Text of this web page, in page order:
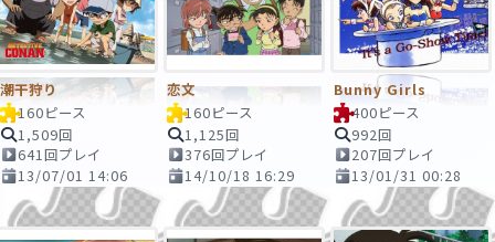
潮干狩り
160ピース
1,509回
641回プレイ
13/07/01 14:06
恋文
160ピース
1,125回
376回プレイ
14/10/18 16:29
Bunny Girls
400ピース
992回
207回プレイ
13/01/31 00:28